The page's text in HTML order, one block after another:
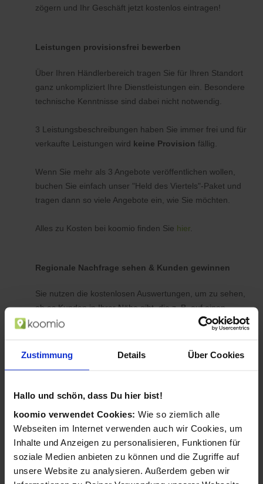
Zustimmung Details Über Cookies
Hallo und schön, dass Du hier bist!
koomio verwendet Cookies: Wie so ziemlich alle
Webseiten im Internet verwenden auch wir Cookies, um
Inhalte und Anzeigen zu personalisieren, Funktionen für
soziale Medien anbieten zu können und die Zugriffe auf
unsere Website zu analysieren. Außerdem geben wir
zögern und Ihr Geschäft jetzt kostenlos eintragen!
Leistungen provisionsfrei bewerben
Über Ihren Händlerbereich tragen Sie für Ihren Standort
ganz unkompliziert Ihre Dienstleistungen ein. Besondere
technische Kenntnisse sind dabei nicht notwendig.
3 Leistungsbeschreibungen haben Sie immer frei und für
verkaufte Leistungen wird keine Provision fällig.
Wenn Sie mehr als 3 Angebote veröffentlichen wollen,
buchen Sie einfach unser "Held des Viertels"-Paket und
tragen dann so viele Angebote ein, wie Sie möchten.
Alles zu Kosten bei koomio finden Sie hier
Regionale Nachfrage sehen & Kunden gewinnen
Sie nutzen die kostenlosen Auswertungen, um zu sehen,
ob es Kunden in Ihrer Nähe gibt, die z. B. auf einen
Haarschnitt oder eine TÜV-Abnahme zu einem
haben, tragen Sie für diesen Zeitraum ein